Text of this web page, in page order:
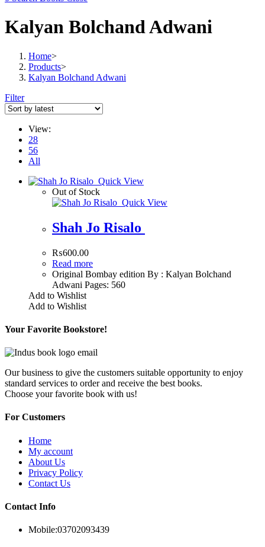
Kalyan Bolchand Adwani
Home>
Products>
Kalyan Bolchand Adwani
Filter
View:
28
56
All
Quick View
Out of Stock
Quick View
Shah Jo Risalo
₨600.00
Read more
Original Bombay edition By : Kalyan Bolchand
Adwani Pages: 560
Add to Wishlist
Add to Wishlist
Your Favorite Bookstore!
Our business to give the customers suitable opportunity to enjoy
standard services to order and receive the best books.
Choose your favorite book with us!
For Customers
Home
My account
About Us
Privacy Policy
Contact Us
Contact Info
Mobile:03702093439